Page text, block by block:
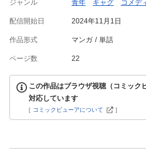
ジャンル 青年 ギャグ コメデ
配信開始日 2024年11月1日
作品形式 マンガ 単話
ページ数 22
この作品はブラウザ視聴（コミック
対応しています
[ コミックビューアについて ]